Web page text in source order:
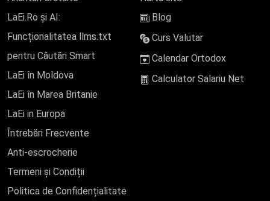
LaEi.Ro și AI:
Funcționalitatea llms.txt
pentru Căutări Smart
LaEi în Moldova
LaEi în Marea Britanie
LaEi in Europa
Întrebări Frecvente
Anti-escrocherie
Termeni și Condiții
Politica de Confidențialitate
Blog
Curs Valutar
Calendar Ortodox
Calculator Salariu Net